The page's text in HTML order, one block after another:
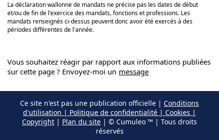
La déclaration wallonne de mandats ne précise pas les dates de début
et/ou de fin de l'exercice des mandats, fonctions et professions. Les
mandats renseignés ci-dessus peuvent donc avoir été exercés à des
périodes différentes de l'année.
Vous souhaitez réagir par rapport aux informations publiées
sur cette page ? Envoyez-moi un message
Ce site n'est pas une publication officielle | Conditions
d'utilisation | Politique de confidentialité | Cookies |
Copyright | Plan du site | © Cumuleo ™ | Tous droits
réservés